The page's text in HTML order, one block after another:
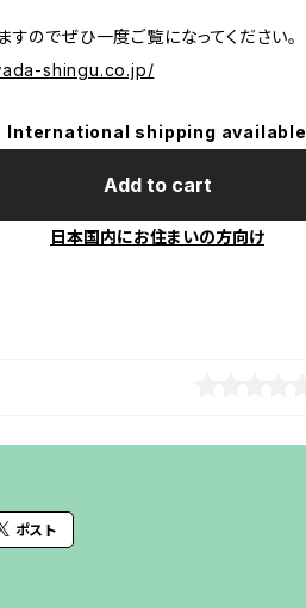
すのでぜひ一度ご覧になってください。
shingu.co.jp/
International shipping available
Add to cart
日本国内にお住まいの方向け
ポスト